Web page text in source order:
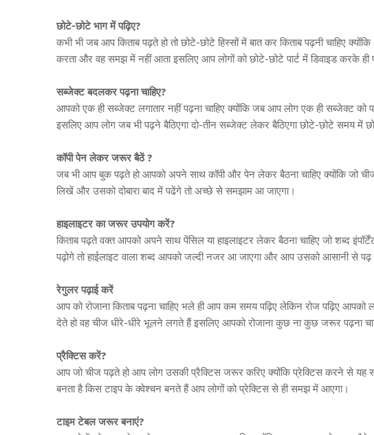
छोटे-छोटे भाग में पढ़िए?
कभी भी जब आप किताब पढ़ते हो तो छोटे-छोटे हिस्सों में बात कर किताब पढ़नी चाहिए
करता और वह समझ में नहीं आता इसलिए आप लोगों को छोटे-छोटे पार्ट में डिवाइड करके ही
सब्जेक्ट बदलकर पढ़ना चाहिए?
आपको एक ही सब्जेक्ट लगातार नहीं पढ़ना चाहिए क्योंकि जब आप लोग एक ही सब्जेक्ट को
इसलिए आप लोग जब भी पढ़ने बैठिएगा दो-तीन सब्जेक्ट लेकर बैठिएगा छोटे-छोटे
कॉपी पेन लेकर जरूर बैठें ?
जब भी आप बुक पढ़ते हो आपको अपने साथ कॉपी और पेन लेकर बैठना चाहिए क्योंकि जो
लिखें और उसको दोबारा बाद में पढेंगे तो अच्छे से समझाम आ जाएगा।
हाइलाइटर का जरूर उपयोग करें?
किताब पढ़ते वक्त आपको अपने साथ पेंसिल या हाइलाइटर लेकर बैठना चाहिए जो शब्द
पढ़ोगे तो हाईलाइट वाला शब्द आपको जल्दी नजर आ जाएगा और आप उसको आसानी से पढ़
रेगुलर पढ़ाई करें
आप को रोजाना किताब पढ़ना चाहिए भले ही आप कम समय पढ़िए लेकिन रोज पढ़िए आपको
देते हो वह चीज धीरे-धीरे भूलने लगते हैं इसलिए आपको रोजाना कुछ ना कुछ जरूर पढ़ना
प्रैक्टिस करें?
आप जो चीज पढ़ते हो आप लोग उसकी प्रैक्टिस जरूर करिए क्योंकि प्रेक्टिस करने से यह
बनता है किस टाइप के क्वेश्चन बनते हैं आप लोगों को प्रेक्टिस से ही समझ में आएगा।
टाइम टेबल जरूर बनाएं?